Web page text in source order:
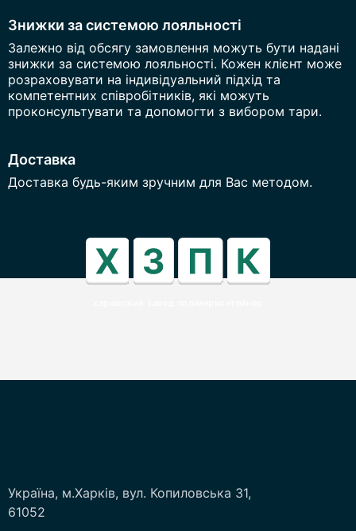
Знижки за системою лояльності
Залежно від обсягу замовлення можуть бути надані
знижки за системою лояльності. Кожен клієнт може
розраховувати на індивідуальний підхід та
компетентних співробітників, які можуть
проконсультувати та допомогти з вибором тари.
Доставка
Доставка будь-яким зручним для Вас методом.
Україна, м.Харків, вул. Копиловська 31,
61052